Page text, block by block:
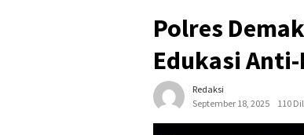
Polres
Edukasi
Redaksi
September 18, 2025
110